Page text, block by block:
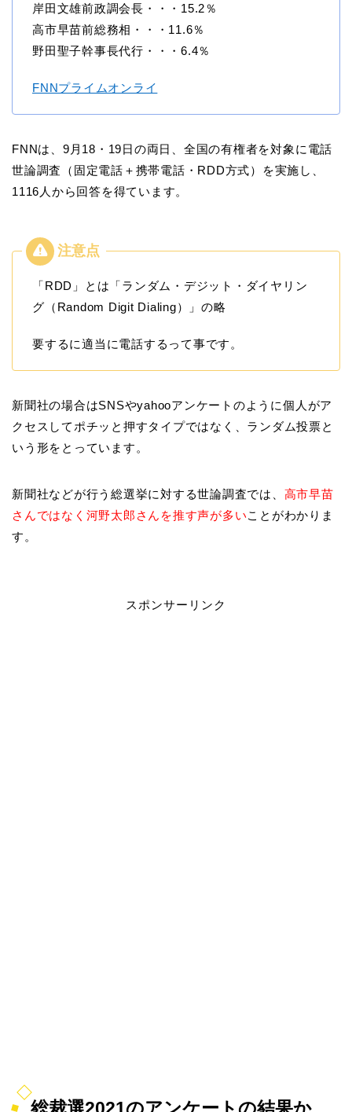
岸田文雄前政調会長・・・15.2％
高市早苗前総務相・・・11.6％
野田聖子幹事長代行・・・6.4％
FNNプライムオンライ
FNNは、9月18・19日の両日、全国の有権者を対象に電話
世論調査（固定電話＋携帯電話・RDD方式）を実施し、
1116人から回答を得ています。
「RDD」とは「ランダム・デジット・ダイヤリン
グ（Random Digit Dialing）」の略
要するに適当に電話するって事です。
新聞社の場合はSNSやyahooアンケートのように個人がア
クセスしてポチッと押すタイプではなく、ランダム投票と
いう形をとっています。
新聞社などが行う総選挙に対する世論調査では、 高市早苗
さんではなく河野太郎さんを推す声が多いことがわかりま
す。
スポンサーリンク